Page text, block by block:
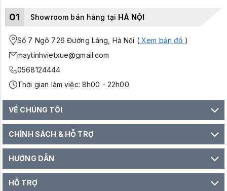
01 Showroom bán hàng tại HÀ NỘI
Số 7 Ngõ 726 Đường Láng, Hà Nội (Xem bản đồ )
maytinhvietxue@gmail.com
0568124444
Thời gian làm việc: 8h00 - 22h00
VỀ CHÚNG TÔI
CHÍNH SÁCH & HỖ TRỢ
HƯỚNG DẪN
HỖ TRỢ